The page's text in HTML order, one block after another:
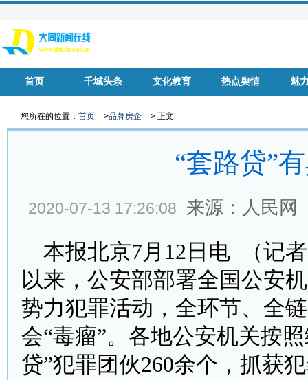
首页 千城头条 文化教育 热点舆情
魅
您所在的位置： 首页 >品牌房企 > 正文
“套路贷”
2020-07-13 17:26:08 来源：人民网
本报北京7月12日电 （记
以来，公安部部署全国公安
势力犯罪活动，全环节、全
会“毒瘤”。各地公安机关按
贷”犯罪团伙260余个，抓获